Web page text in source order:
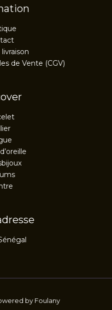
de Vente (CGV)
by Foulany